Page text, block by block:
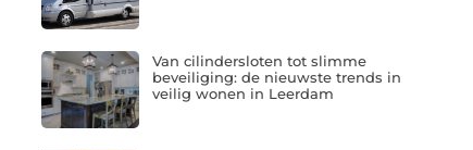
Van cilindersloten tot slimme
beveiliging: de nieuwste trends in
veilig wonen in Leerdam